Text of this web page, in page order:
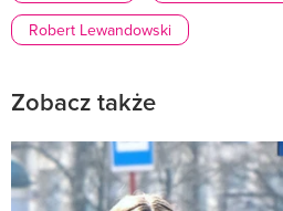
Robert Lewandowski
Zobacz także